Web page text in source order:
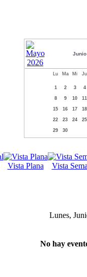
Junio
Lu Ma Mi Ju
1 2 3 4
8 9 10 11
15 16 17 18
22 23 24 25
29 30
Vista Plana Vista
Lunes,
No hay